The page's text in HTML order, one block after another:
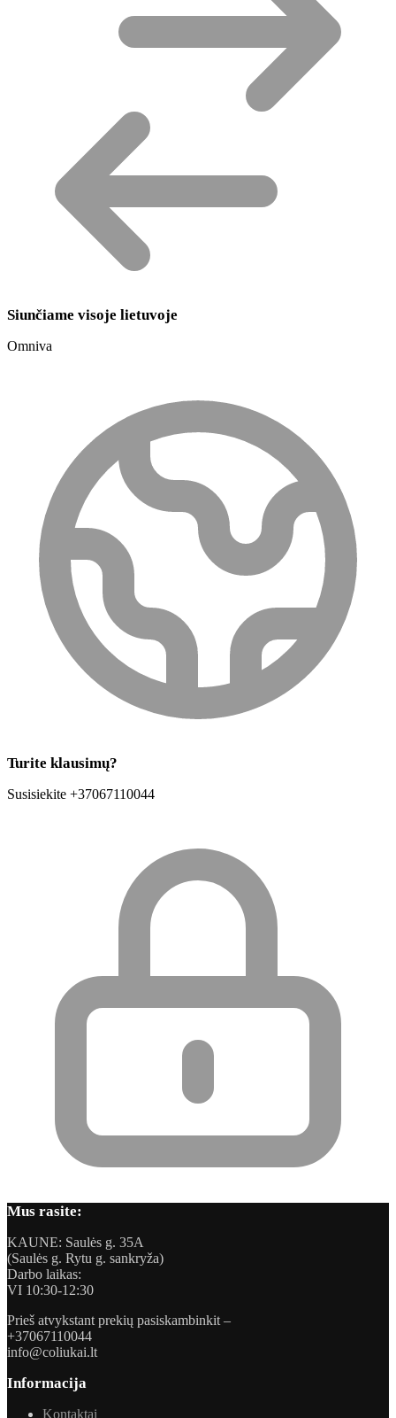
Siunčiame visoje lietuvoje
Omniva
Turite klausimų?
Susisiekite +37067110044
Mus rasite:
KAUNE: Saulės g. 35A
(Saulės g. Rytu g. sankryža)
Darbo laikas:
VI 10:30-12:30
Prieš atvykstant prekių pasiskambinkit –
+37067110044
info@coliukai.lt
Informacija
Kontaktai